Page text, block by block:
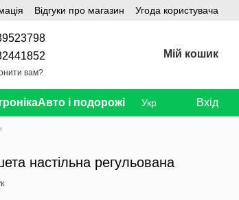
Відгуки про магазин Угода користувача
вам?
Мій кошик
Авто і подорожі Укр Вхід
настільна регульована